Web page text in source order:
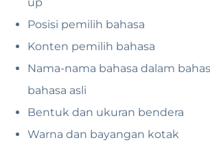
Posisi pemilih bahasa
Konten pemilih bahasa
Nama-nama bahasa dalam
bahasa asli
Bentuk dan ukuran bendera
Warna dan bayangan kotak